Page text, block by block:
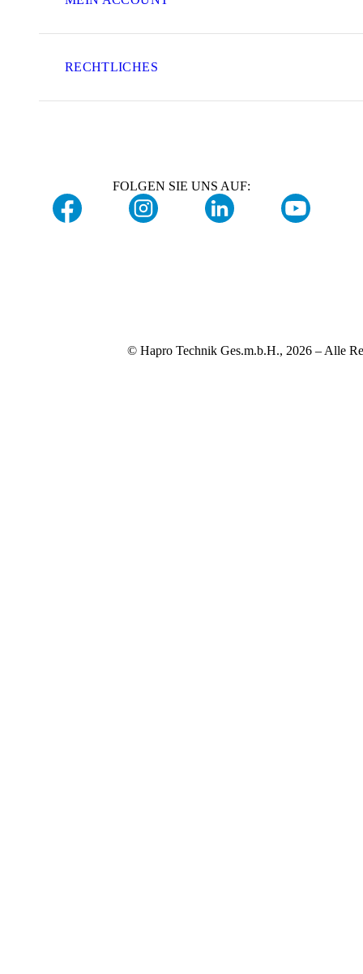
RECHTLICHES
FOLGEN SIE UNS AUF:
© Hapro Technik Ges.m.b.H., 2026 – Alle